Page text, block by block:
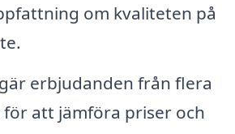
om kvaliteten på
erbjudanden från flera
att jämföra priser och